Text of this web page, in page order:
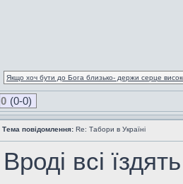
Якщо хоч бути до Бога близько- держи серце
0 (0-0)
Тема повідомлення: Re: Табори в Україні
Вроді всі